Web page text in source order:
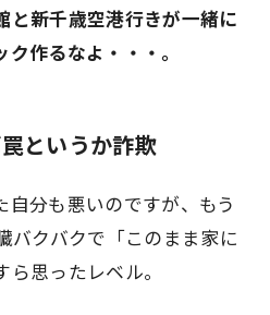
と新千歳空港行きが一緒に
作るなよ・・・。
というか詐欺
分も悪いのですが、もう
バクバクで「このまま家に
思ったレベル。